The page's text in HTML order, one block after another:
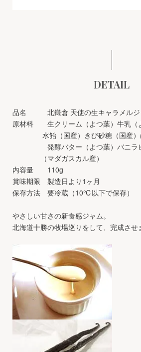
DETAIL
品名 北鎌倉 天使の生キャラメルジ
原材料 生クリーム（よつ葉）牛乳（
水飴（国産）きび砂糖（国産）
発酵バター（よつ葉）バニラ
（マダガスカル産）
内容量 110g
賞味期限 製造日より1ヶ月
保存方法 要冷蔵（10℃以下で保
やさしい甘さの新食感ジャム。
北海道十勝の牧場巡りをして、完成させ